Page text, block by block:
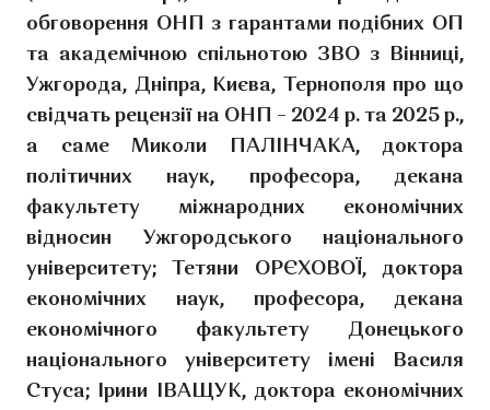
обговорення ОНП з гарантами подібних ОП
та академічною спільнотою ЗВО з Вінниці,
Ужгорода, Дніпра, Києва, Тернополя про що
свідчать рецензії на ОНП – 2024 р. та 2025 р.,
а саме Миколи ПАЛІНЧАКА, доктора
політичних наук, професора, декана
факультету міжнародних економічних
відносин Ужгородського національного
університету; Тетяни ОРЄХОВОЇ, доктора
економічних наук, професора, декана
економічного факультету Донецького
національного університету імені Василя
Стуса; Ірини ІВАЩУК, доктора економічних